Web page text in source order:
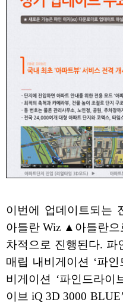
이번에 업데이트되
아틀란 Wiz ▲아틀란으
차적으로 진행된다. 파
매립 내비게이션 ‘파
비게이션 ‘파인드라이
이브 iQ 3D 3000